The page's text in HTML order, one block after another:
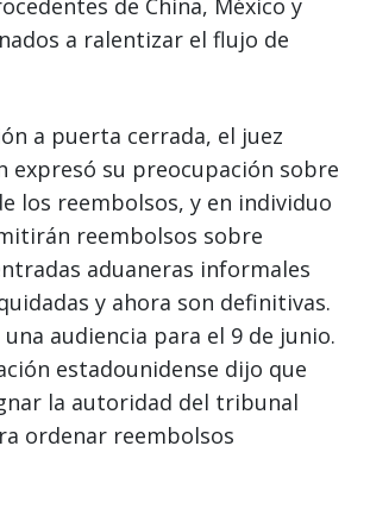
a ralentizar el flujo de
a puerta cerrada, el juez
expresó su preocupación sobre
los reembolsos, y en individuo
reembolsos sobre
aduaneras informales
y ahora son definitivas.
audiencia para el 9 de junio.
estadounidense dijo que
la autoridad del tribunal
ordenar reembolsos